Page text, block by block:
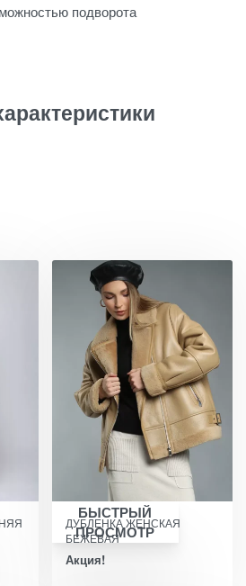
подворота
БЫСТРЫЙ
ПРОСМОТР
ДУБЛЕНКА ЖЕНСКАЯ
БЕЖЕВАЯ
Акция!